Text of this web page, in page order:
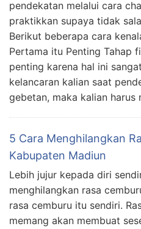
pendekatan melalui cara
praktikkan supaya tidak
Berikut beberapa cara
Pertama itu Penting Tahap
penting karena hal ini
kelancaran kalian saat
gebetan, maka kalian harus
5 Cara Menghilangkan
Kabupaten Madiun
Lebih jujur kepada diri
menghilangkan rasa
rasa cemburu itu sendiri.
memang akan membuat